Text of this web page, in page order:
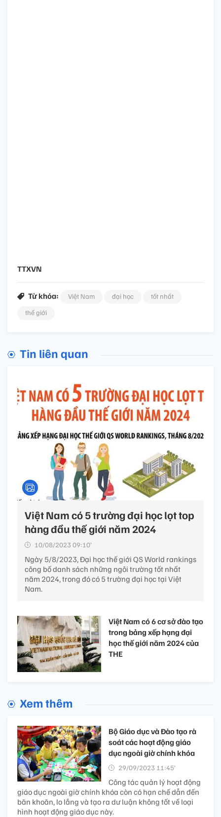
TTXVN
Từ khóa: Việt Nam đại học
tốt nhất
thế giới
Tin liên quan
Việt Nam có 5 trường đại học lọt top
hàng đầu thế giới năm 2024
10/08/2023 09:10’
Ngày 5/8/2023, Đại học thế giới QS World rankings
công bố danh sách những ngôi trường tốt nhất
năm 2024, trong đó có 5 trường đại học tại Việt
Nam.
Việt Nam có 6 cơ sở đào tạo
trong bảng xếp hạng đại
học thế giới năm 2024 của
THE
Xem thêm
Bộ Giáo dục và Đào tạo rà
soát các hoạt động giáo
dục ngoài giờ chính khóa
29/09/2023 11:45’
Công tác quản lý hoạt động
giáo dục ngoài giờ chính khóa còn có hạn chế dẫn đến
băn khoăn, lo lắng và tạo ra dư luận không tốt về loại
hình hoạt động giáo dục này.